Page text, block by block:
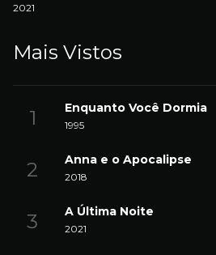
2021
Mais Vistos
Enquanto Você Dormia
1995
Anna e o Apocalipse
2018
A Última Noite
2021